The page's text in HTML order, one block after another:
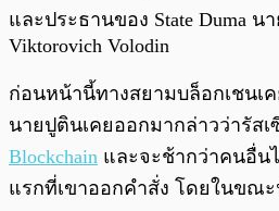
และประธานของ State Duma นา
Viktorovich Volodin
ก่อนหน้านี้ทางสยามบล็อกเชนเ
นายปูตินเคยออกมากล่าวว่ารัสเ
Blockchain และจะช้ากว่าคนอื่น
แรกที่เขาออกคำสั่ง โดยในขณ